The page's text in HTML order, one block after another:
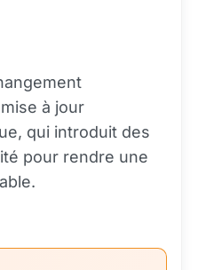
à jour
qui introduit des
pour rendre une